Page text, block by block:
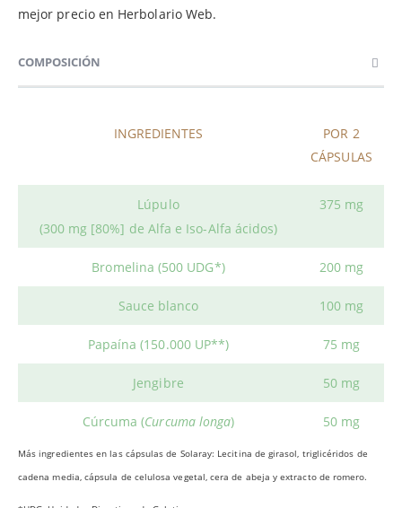
mejor precio en Herbolario Web.
COMPOSICIÓN
INGREDIENTES
POR 2
CÁPSULAS
Lúpulo
(300 mg [80%] de Alfa e Iso-Alfa ácidos)
375 mg
Bromelina (500 UDG*) 200 mg
Sauce blanco 100 mg
Papaína (150.000 UP**) 75 mg
Jengibre 50 mg
Cúrcuma (Curcuma longa) 50 mg
Más ingredientes en las cápsulas de Solaray: Lecitina de girasol, triglicéridos de
cadena media, cápsula de celulosa vegetal, cera de abeja y extracto de romero.